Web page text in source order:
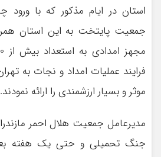
استان در ایام مذکور که با ورود
فرایند عملیات امداد و نجات به
موثر و بسیار ارزشمندی را ارائه نمودند.
جنگ تحمیلی و حتی یک هفته